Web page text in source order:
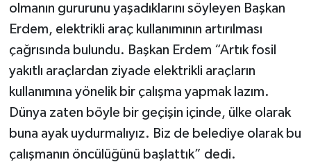
olmanın gururunu yaşadıklarını söyleyen Başkan
Erdem, elektrikli araç kullanımının artırılması
çağrısında bulundu. Başkan Erdem “Artık fosil
yakıtlı araçlardan ziyade elektrikli araçların
kullanımına yönelik bir çalışma yapmak lazım.
Dünya zaten böyle bir geçişin içinde, ülke olarak
buna ayak uydurmalıyız. Biz de belediye olarak bu
çalışmanın öncülüğünü başlattık” dedi.